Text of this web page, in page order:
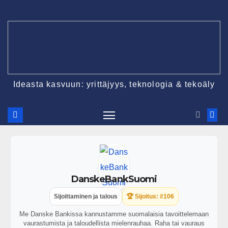
Ideasta kasvuun: yrittäjyys, teknologia & tekoäly
DanskeBankSuomi
Sijoittaminen ja talous 🏆 Sijoitus: #106
Me Danske Bankissa kannustamme suomalaisia tavoittelemaan
vaurastumista ja taloudellista mielenrauhaa. Raha tai vauraus